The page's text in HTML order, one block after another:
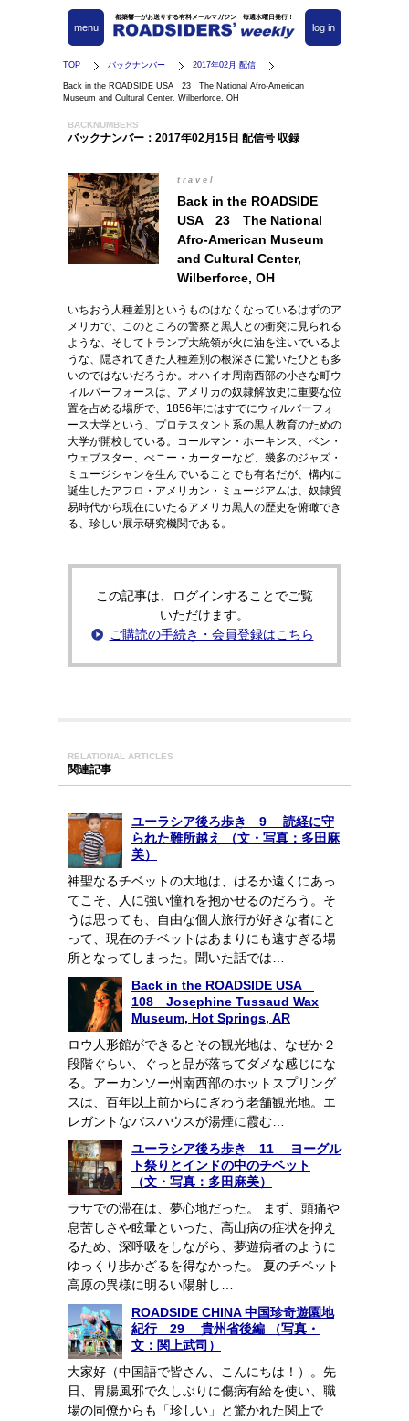
都築響一がお送りする有料メールマガジン 毎週水曜日発行！
log in
menu
TOP バックナンバー 2017年02月 配信
Back in the ROADSIDE USA 23 The National Afro-American
Museum and Cultural Center, Wilberforce, OH
BACKNUMBERS
バックナンバー：2017年02月15日 配信号 収録
travel
Back in the ROADSIDE
USA 23 The National
Afro-American Museum
and Cultural Center,
Wilberforce, OH
いちおう人種差別というものはなくなっているはずのア
メリカで、このところの警察と黒人との衝突に見られる
ような、そしてトランプ大統領が火に油を注いでいるよ
うな、隠されてきた人種差別の根深さに驚いたひとも多
いのではないだろうか。オハイオ周南西部の小さな町ウ
ィルバーフォースは、アメリカの奴隷解放史に重要な位
置を占める場所で、1856年にはすでにウィルバーフォ
ース大学という、プロテスタント系の黒人教育のための
大学が開校している。コールマン・ホーキンス、ベン・
ウェブスター、べニー・カーターなど、幾多のジャズ・
ミュージシャンを生んでいることでも有名だが、構内に
誕生したアフロ・アメリカン・ミュージアムは、奴隷貿
易時代から現在にいたるアメリカ黒人の歴史を俯瞰でき
る、珍しい展示研究機関である。
この記事は、ログインすることでご覧
いただけます。
ご購読の手続き・会員登録はこちら
RELATIONAL ARTICLES
関連記事
ユーラシア後ろ歩き 9 読経に守
られた難所越え （文・写真：多田麻
美）
神聖なるチベットの大地は、はるか遠くにあっ
てこそ、人に強い憧れを抱かせるのだろう。そ
うは思っても、自由な個人旅行が好きな者にと
って、現在のチベットはあまりにも遠すぎる場
所となってしまった。聞いた話では…
Back in the ROADSIDE USA
108 Josephine Tussaud Wax
Museum, Hot Springs, AR
ロウ人形館ができるとその観光地は、なぜか２
段階ぐらい、ぐっと品が落ちてダメな感じにな
る。アーカンソー州南西部のホットスプリング
スは、百年以上前からにぎわう老舗観光地。エ
レガントなバスハウスが湯煙に霞む…
ユーラシア後ろ歩き 11 ヨーグル
ト祭りとインドの中のチベット
（文・写真：多田麻美）
ラサでの滞在は、夢心地だった。 まず、頭痛や
息苦しさや眩暈といった、高山病の症状を抑え
るため、深呼吸をしながら、夢遊病者のように
ゆっくり歩かざるを得なかった。 夏のチベット
高原の異様に明るい陽射し…
ROADSIDE CHINA 中国珍奇遊園地
紀行 29 貴州省後編 （写真・
文：関上武司）
大家好（中国語で皆さん、こんにちは！）。先
日、胃腸風邪で久しぶりに傷病有給を使い、職
場の同僚からも「珍しい」と驚かれた関上で